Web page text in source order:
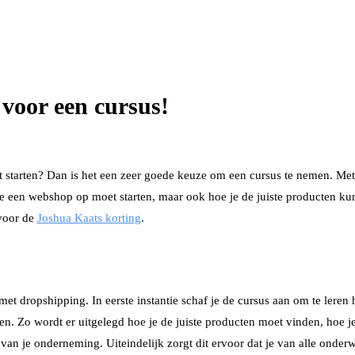
een cursus!
Dan is het een zeer goede keuze om een cursus te nemen.
webshop op moet starten, maar ook hoe je de juiste producten
de Joshua Kaats korting.
dropshipping. In eerste instantie schaf je de cursus aan om te
Zo wordt er uitgelegd hoe je de juiste producten moet vinden,
je onderneming. Uiteindelijk zorgt dit ervoor dat je van alle